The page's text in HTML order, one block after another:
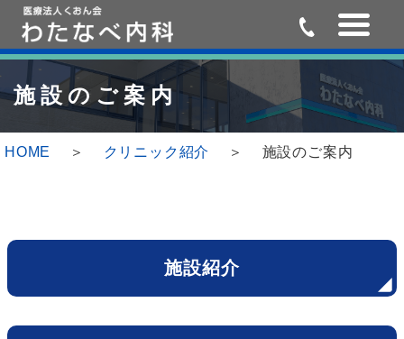
to
content
to
Navigation
施設のご案内
HOME クリニック紹介 施設のご案内
施設紹介